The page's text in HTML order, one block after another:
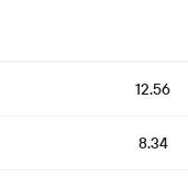
12.56
8.34